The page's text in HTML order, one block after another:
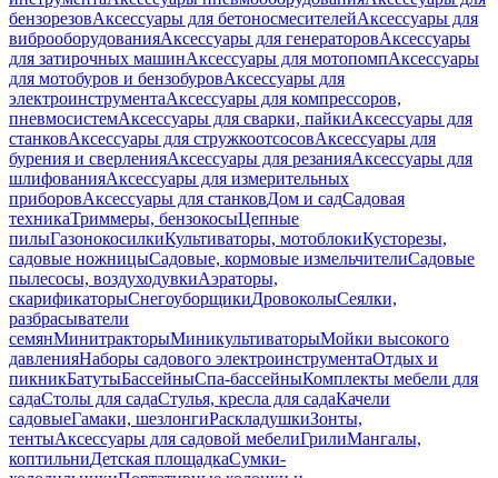
бензорезовАксессуары для бетоносмесителейАксессуары для
виброоборудованияАксессуары для генераторовАксессуары
для затирочных машинАксессуары для мотопомпАксессуары
для мотобуров и бензобуровАксессуары для
электроинструментаАксессуары для компрессоров,
пневмосистемАксессуары для сварки, пайкиАксессуары для
станковАксессуары для стружкоотсосовАксессуары для
бурения и сверленияАксессуары для резанияАксессуары для
шлифованияАксессуары для измерительных
приборовАксессуары для станковДом и садСадовая
техникаТриммеры, бензокосыЦепные
пилыГазонокосилкиКультиваторы, мотоблокиКусторезы,
садовые ножницыСадовые, кормовые измельчителиСадовые
пылесосы, воздуходувкиАэраторы,
скарификаторыСнегоуборщикиДровоколыСеялки,
разбрасыватели
семянМинитракторыМиникультиваторыМойки высокого
давленияНаборы садового электроинструментаОтдых и
пикникБатутыБассейныСпа-бассейныКомплекты мебели для
садаСтолы для садаСтулья, кресла для садаКачели
садовыеГамаки, шезлонгиРаскладушкиЗонты,
тентыАксессуары для садовой мебелиГрилиМангалы,
коптильниДетская площадкаСумки-